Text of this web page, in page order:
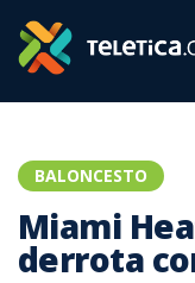
BALONCESTO
Miami
derrota